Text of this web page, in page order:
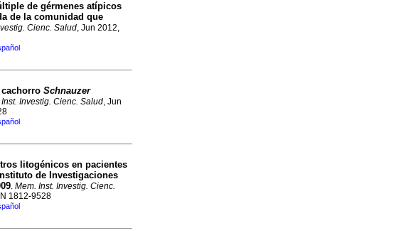
de gérmenes atípicos
de la comunidad que
Cienc. Salud, Jun 2012,
Schnauzer
Investig. Cienc. Salud, Jun
litogénicos en pacientes
de Investigaciones
. Mem. Inst. Investig. Cienc.
1812-9528